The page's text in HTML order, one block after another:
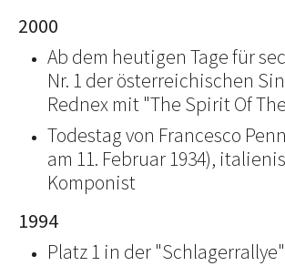
2000
Ab dem heutigen Tage für
Nr. 1 der österreichischen
Rednex mit "The Spirit Of
Todestag von Francesco
am 11. Februar 1934),
Komponist
1994
Platz 1 in der